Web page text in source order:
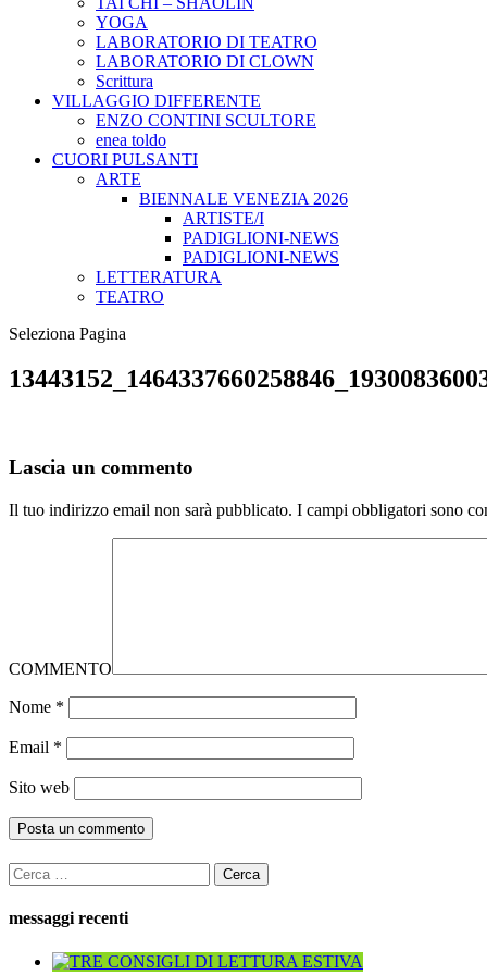
YOGA
LABORATORIO DI TEATRO
LABORATORIO DI CLOWN
Scrittura
VILLAGGIO DIFFERENTE
ENZO CONTINI SCULTORE
enea toldo
CUORI PULSANTI
ARTE
BIENNALE VENEZIA 2026
ARTISTE/I
PADIGLIONI-NEWS
PADIGLIONI-NEWS
LETTERATURA
TEATRO
Seleziona Pagina
Lascia un commento
Il tuo indirizzo email non sarà pubblicato. I campi obbligatori sono
COMMENTO
Nome *
Email *
Sito web
Ricerca
per:
messaggi recenti